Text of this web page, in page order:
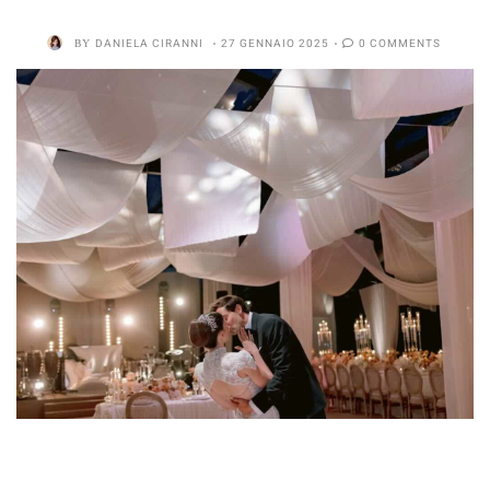
BY DANIELA CIRANNI 27 GENNAIO 2025 0 COMMENTS